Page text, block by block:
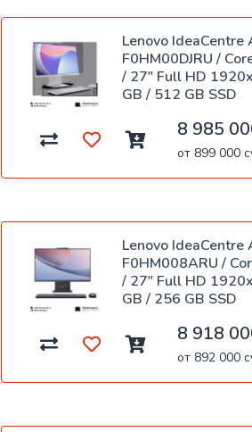
Lenovo IdeaCentre
F0HM00DJRU /
/ 27" Full HD
GB / 512 GB SSD
8 985
от 899 000
Lenovo IdeaCentre
F0HM008ARU /
/ 27" Full HD
GB / 256 GB SSD
8 918
от 892 000